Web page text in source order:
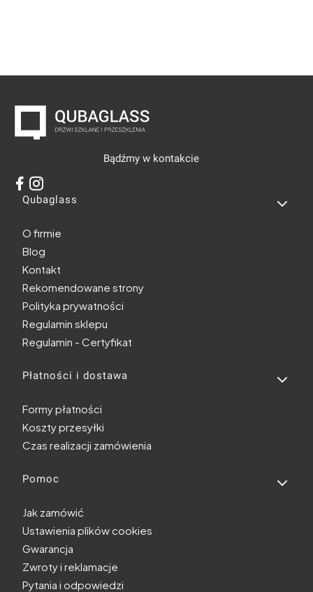
Bądźmy w kontakcie
Linki w stopce
Qubaglass
O firmie
Blog
Kontakt
Rekomendowane strony
Polityka prywatności
Regulamin sklepu
Regulamin - Certyfikat
Płatności i dostawa
Formy płatności
Koszty przesyłki
Czas realizacji zamówienia
Pomoc
Jak zamówić
Ustawienia plików cookies
Gwarancja
Zwroty i reklamacje
Pytania i odpowiedzi